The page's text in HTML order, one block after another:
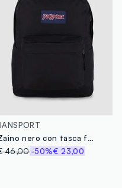
Zaino nero con tasca frontale
46,00 -50%€ 23,00